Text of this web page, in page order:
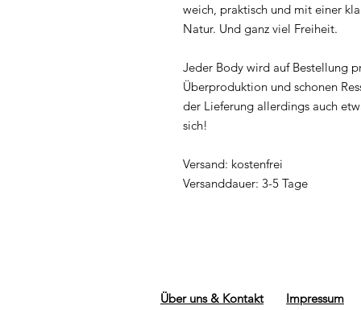
weich, praktisch und mit einer
Natur. Und ganz viel Freiheit.
Jeder Body wird auf Bestellung
Überproduktion und schonen
der Lieferung allerdings auch
sich!
Versand: kostenfrei
Versanddauer: 3-5 Tage
Über uns & Kontakt Impressum